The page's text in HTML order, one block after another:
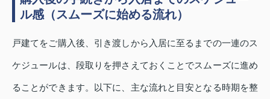
ル感（スムーズに始める流れ）
戸建てをご購入後、引き渡しから入居に至るまでの一連のス
ケジュールは、段取りを押さえておくことでスムーズに進め
ることができます。以下に、主な流れと目安となる時期を整